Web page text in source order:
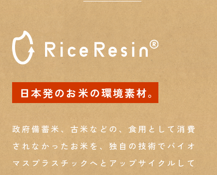
日本発のお米の環境素材。
政府備蓄米、古米などの、食用として消費
されなかったお米を、独自の技術でバイオ
マスプラスチックへとアップサイクルして